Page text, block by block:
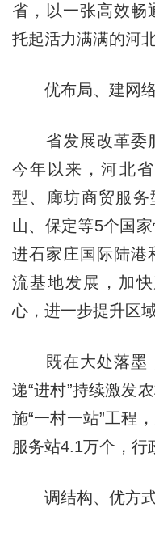
省，以一张高效畅
托起活力满满的河北
优布局、建网络
省发展改革委服
今年以来，河北
型、廊坊商贸服
山、保定等5个国
进石家庄国际陆港
流基地发展，加
心，进一步提升区
既在大处落墨，
递“进村”持续激发
施“一村一站”工程
服务站4.1万个，行
调结构、优方式